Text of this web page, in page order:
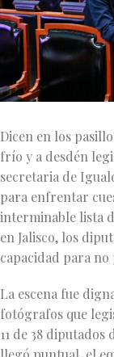
Dicen en los
frío y a desdén
secretaria de
para enfrentar
interminable lista
en Jalisco, los
capacidad para no
La escena fue
fotógrafos que
11 de 38